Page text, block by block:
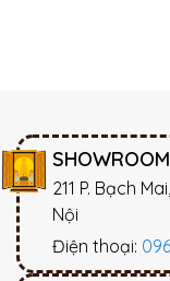
211 P. Bạch
Nội
Điện thoại: